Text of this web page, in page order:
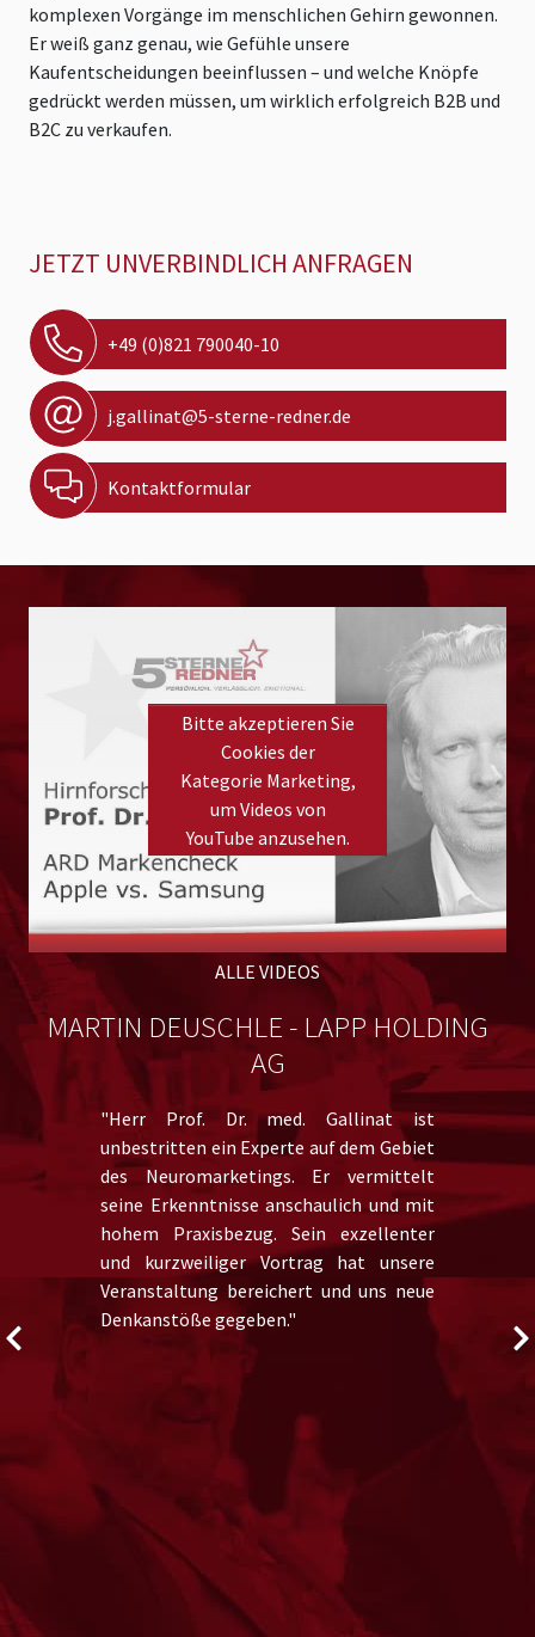
komplexen Vorgänge im menschlichen Gehirn gewonnen.
Er weiß ganz genau, wie Gefühle unsere
Kaufentscheidungen beeinflussen – und welche Knöpfe
gedrückt werden müssen, um wirklich erfolgreich B2B und
B2C zu verkaufen.
JETZT UNVERBINDLICH ANFRAGEN
+49 (0)821 790040-10
j.gallinat@5-sterne-redner.de
Kontaktformular
Bitte akzeptieren Sie
Cookies der
Kategorie Marketing,
um Videos von
YouTube anzusehen.
Please accept marketing cookies
to view this YouTube
content.
ALLE VIDEOS
MARTIN DEUSCHLE - LAPP HOLDING
AG
"Herr Prof. Dr. med. Gallinat ist
unbestritten ein Experte auf dem Gebiet
des Neuromarketings. Er vermittelt
seine Erkenntnisse anschaulich und mit
hohem Praxisbezug. Sein exzellenter
und kurzweiliger Vortrag hat unsere
Veranstaltung bereichert und uns neue
Denkanstöße gegeben."